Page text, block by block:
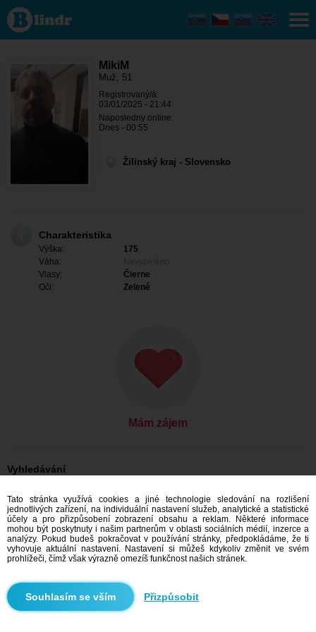
MikiM -
On hledá
někoho
Žilinský
Liptovský
MikiM
Muž, 51
Registrovaný/á:
03/01/2025 - 21:44
Naposledny online:
Dnes - 00:55
Žilinský kraj - Slovensko
Charakteristika
Výška:
175
Váha:
Vlasy:
Čierne
Oči:
Zelené
Mám zájem
Vyhledávání
On hledá ji: Muži, 51
On hledá ji: Muži, 51 - Slovensko
On hledá ji: Muži, 51 - Žilinský kraj
On hledá ji: Muži, 51 - Liptovský Mikuláš
Seznamka Slovensko
Seznamka Žilinský kraj
Seznamka Liptovský Mikuláš
Doporučujeme
Tato stránka využívá cookies a jiné technologie sledování na rozlišení
jednotlivých zařízení, na individuální nastavení služeb, analytické a statistické
účely a pro přizpůsobení zobrazení obsahu a reklam. Některé informace
mohou být poskytnuty i našim partnerům v oblasti sociálních médií, inzerce a
analýzy. Pokud budeš pokračovat v používání stránky, předpokládáme, že ti
vyhovuje aktuální nastavení. Nastavení si můžeš kdykoliv změnit ve svém
prohlížeči, čímž však výrazně omezíš funkčnost našich stránek.
Přizpůsobit